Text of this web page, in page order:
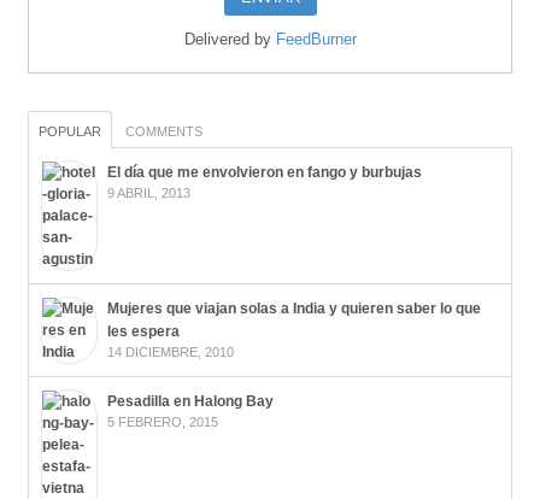
Delivered by FeedBurner
POPULAR COMMENTS
El día que me envolvieron en fango y burbujas
9 ABRIL, 2013
Mujeres que viajan solas a India y quieren saber lo que
les espera
14 DICIEMBRE, 2010
Pesadilla en Halong Bay
5 FEBRERO, 2015